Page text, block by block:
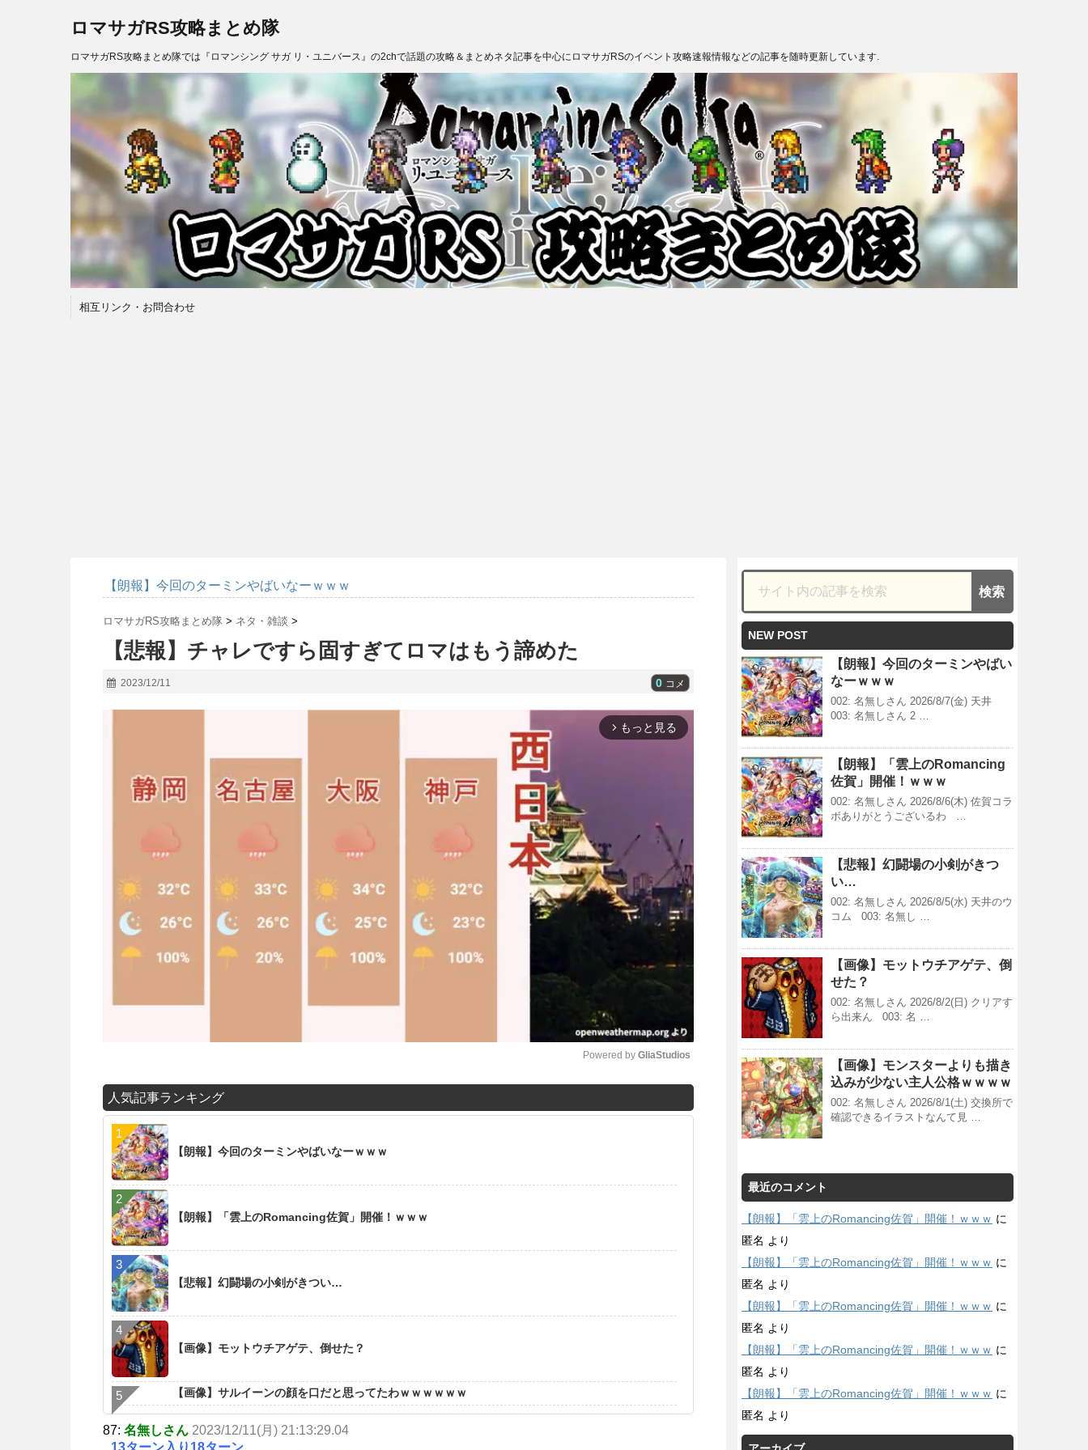
ロマサガRS攻略まとめ隊
ロマサガRS攻略まとめ隊では『ロマンシング サガ リ・ユニバース』の2chで話題の攻略＆まとめネタ記事を中心にロマサガRSのイベント攻略速報情報などの記事を随時更新しています.
相互リンク・お問合わせ
【朗報】今回のターミンやばいなーｗｗｗ
ロマサガRS攻略まとめ隊 > ネタ・雑談 >
【悲報】チャレですら固すぎてロマはもう諦めた
2023/12/11 0 コメ
arrow_forward_ios もっと見る
Powered by GliaStudios
人気記事ランキング
【朗報】今回のターミンやばいなーｗｗｗ
【朗報】「雲上のRomancing佐賀」開催！ｗｗｗ
【悲報】幻闘場の小剣がきつい…
【画像】モットウチアゲテ、倒せた？
【画像】サルイーンの顔を口だと思ってたわｗｗｗｗｗｗ
87: 名無しさん 2023/12/11(月) 21:13:29.04
13ターン入り18ターン
NEW POST
【朗報】今回のターミンやばい
なーｗｗｗ
002: 名無しさん 2026/8/7(金) 天井
003: 名無しさん 2 …
【朗報】「雲上のRomancing
佐賀」開催！ｗｗｗ
002: 名無しさん 2026/8/6(木) 佐賀コラ
ボありがとうございるわ …
【悲報】幻闘場の小剣がきつ
い…
002: 名無しさん 2026/8/5(水) 天井のウ
コム 003: 名無し …
【画像】モットウチアゲテ、倒
せた？
002: 名無しさん 2026/8/2(日) クリアす
ら出来ん 003: 名 …
【画像】モンスターよりも描き
込みが少ない主人公格ｗｗｗｗ
002: 名無しさん 2026/8/1(土) 交換所で
確認できるイラストなんて見 …
最近のコメント
【朗報】「雲上のRomancing佐賀」開催！ｗｗｗ に
匿名 より
【朗報】「雲上のRomancing佐賀」開催！ｗｗｗ に
匿名 より
【朗報】「雲上のRomancing佐賀」開催！ｗｗｗ に
匿名 より
【朗報】「雲上のRomancing佐賀」開催！ｗｗｗ に
匿名 より
【朗報】「雲上のRomancing佐賀」開催！ｗｗｗ に
匿名 より